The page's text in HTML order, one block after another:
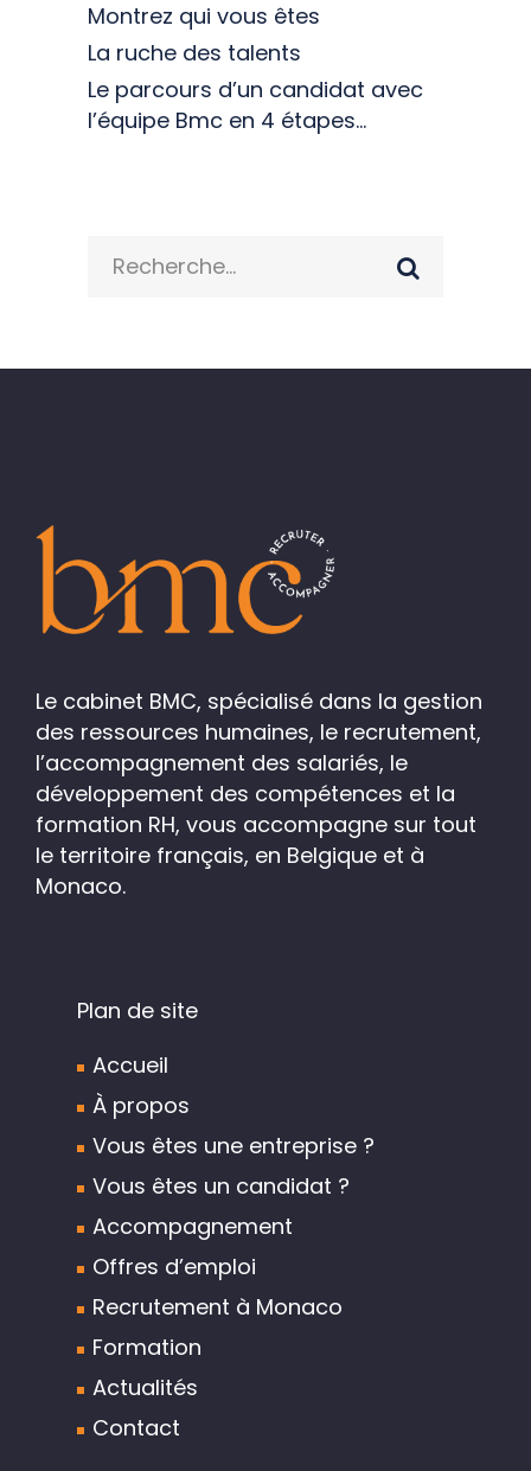
Montrez qui vous êtes
La ruche des talents
Le parcours d’un candidat avec
l’équipe Bmc en 4 étapes…
for:
Le cabinet BMC, spécialisé dans la gestion
des ressources humaines, le recrutement,
l’accompagnement des salariés, le
développement des compétences et la
formation RH, vous accompagne sur tout
le territoire français, en Belgique et à
Monaco.
Plan de site
Accueil
À propos
Vous êtes une entreprise ?
Vous êtes un candidat ?
Accompagnement
Offres d’emploi
Recrutement à Monaco
Formation
Actualités
Contact